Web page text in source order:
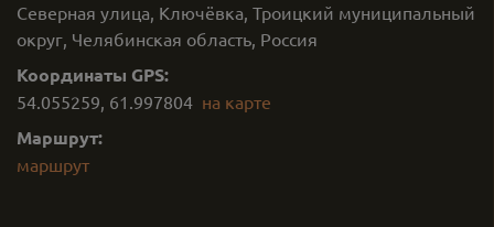
Северная улица, Ключёвка, Троицкий муниципальный
округ, Челябинская область, Россия
Координаты GPS:
54.055259, 61.997804 на карте
Маршрут:
маршрут